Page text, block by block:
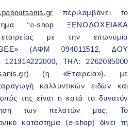
περιλαμβάνει το
“e-shop ΞΕΝΟΔΟΧΕΙΑΚΑ
με την επωνυμία
(ΑΦΜ 094011512, ΔΟΥ
ΤΗΛ: 2262085000
) (η «Εταιρεία»), με
καλλυντικών ειδών και
της είναι η κατά το δυνατόν
των πελατών μας. Το
κατάστημα (e-shop) δίνει τη